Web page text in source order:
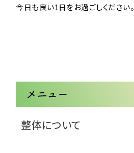
今日も良い1日をお過ごしください。
メニュー
整体について